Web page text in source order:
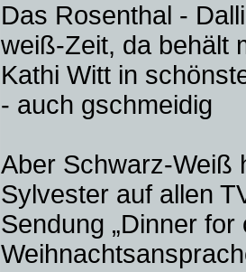
Das Rosenthal -
weiß-Zeit, da behält
Kathi Witt in
- auch gschmeidig
Aber Schwarz-Weiß
Sylvester auf allen
Sendung „Dinner